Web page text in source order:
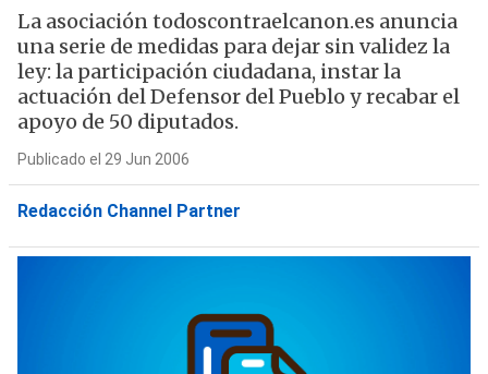
La asociación todoscontraelcanon.es anuncia
una serie de medidas para dejar sin validez la
ley: la participación ciudadana, instar la
actuación del Defensor del Pueblo y recabar el
apoyo de 50 diputados.
Publicado el 29 Jun 2006
Redacción Channel Partner